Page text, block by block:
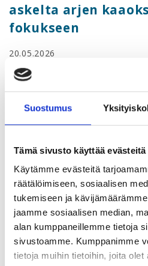
Suostumus
Tämä sivusto käyttää evästeitä
Käytämme evästeitä
räätälöimiseen, sosiaalisen
tukemiseen ja
jaamme sosiaalisen median,
alan kumppaneillemme tietoja
sivustoamme. Kumppanimme
tietoja muihin tietoihin, joita olet
askelta arjen
fokukseen
20.05.2026
Stressi hallintaan
arjen kaaoksesta
kiireellistä, mikään ei etene.
joilla rauhoitat mieltäsi ja palaat
Ilmoittaudu Urapalvelut -
PuhujanaSunny Viljamaa, joka